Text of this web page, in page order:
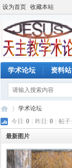
设为首页 收藏本站
学术论坛 资料站
»
学术论坛
今日: 0 昨日: 0 帖子:
最新图片